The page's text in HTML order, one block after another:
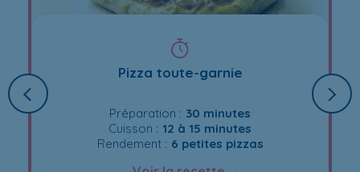
Pizza toute-garnie
Préparation : 30 minutes
Cuisson : 12 à 15 minutes
Rendement : 6 petites pizzas